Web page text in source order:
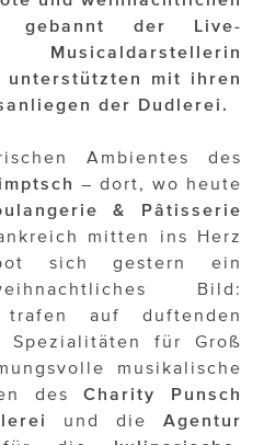
Film Festival
gebannt der Live-
Musicaldarstellerin
unterstützten mit ihren
der Dudlerei.
Ambientes des
– dort, wo heute
& Pâtisserie
mitten ins Herz
sich gestern ein
Bild:
trafen auf duftenden
Spezialitäten für Groß
musikalische
desCharity Punsch
und die Agentur